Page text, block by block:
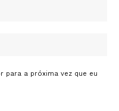
para a próxima vez que eu